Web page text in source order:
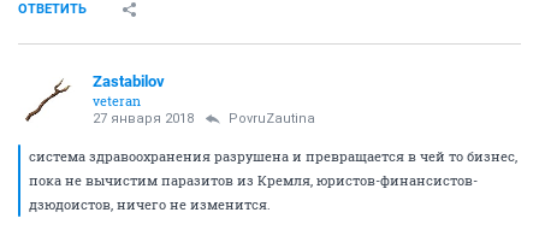
ОТВЕТИТЬ
Zastabilov
veteran
27 января 2018 PovruZautina
система здравоохранения разрушена и превращается в чей то бизнес,
пока не вычистим паразитов из Кремля, юристов-финансистов-
дзюдоистов, ничего не изменится.